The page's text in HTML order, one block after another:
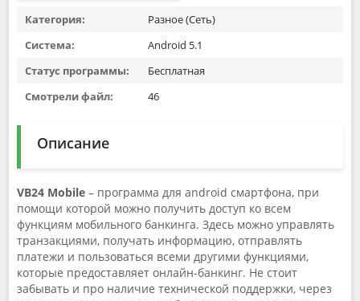
Категория:
Разное (Сеть)
Система:
Android 5.1
Статус программы:
Бесплатная
Смотрели файл:
46
Описание
VB24 Mobile – программа для android смартфона, при
помощи которой можно получить доступ ко всем
функциям мобильного банкинга. Здесь можно управлять
транзакциями, получать информацию, отправлять
платежи и пользоваться всеми другими функциями,
которые предоставляет онлайн-банкинг. Не стоит
забывать и про наличие технической поддержки, через